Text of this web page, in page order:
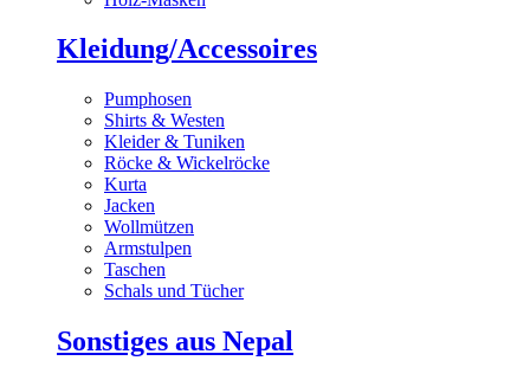
Kleidung/Accessoires
Pumphosen
Shirts & Westen
Kleider & Tuniken
Röcke & Wickelröcke
Kurta
Jacken
Wollmützen
Armstulpen
Taschen
Schals und Tücher
Sonstiges aus Nepal